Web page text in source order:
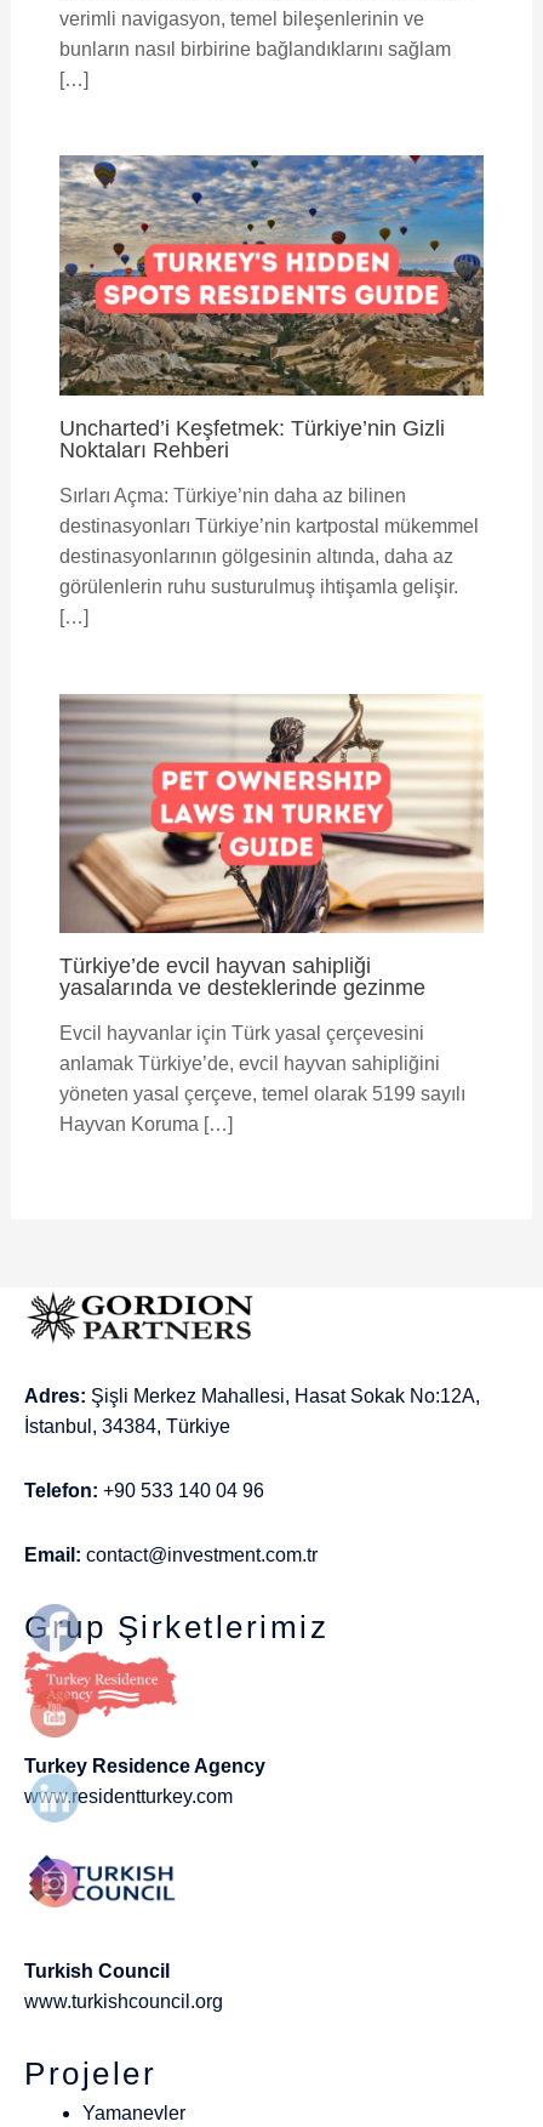
verimli navigasyon, temel bileşenlerinin ve
bunların nasıl birbirine bağlandıklarını sağlam
[…]
Uncharted’i Keşfetmek: Türkiye’nin Gizli
Noktaları Rehberi
Sırları Açma: Türkiye’nin daha az bilinen
destinasyonları Türkiye’nin kartpostal mükemmel
destinasyonlarının gölgesinin altında, daha az
görülenlerin ruhu susturulmuş ihtişamla gelişir.
[…]
Türkiye’de evcil hayvan sahipliği
yasalarında ve desteklerinde gezinme
Evcil hayvanlar için Türk yasal çerçevesini
anlamak Türkiye’de, evcil hayvan sahipliğini
yöneten yasal çerçeve, temel olarak 5199 sayılı
Hayvan Koruma […]
Adres: Şişli Merkez Mahallesi, Hasat Sokak No:12A,
İstanbul, 34384, Türkiye
Telefon: +90 533 140 04 96
Email: contact@investment.com.tr
Grup Şirketlerimiz
Turkey Residence Agency
www.residentturkey.com
Turkish Council
www.turkishcouncil.org
Projeler
Yamanevler